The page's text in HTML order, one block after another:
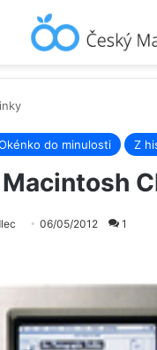
do minulosti Z
Macintosh
06/05/2012 1